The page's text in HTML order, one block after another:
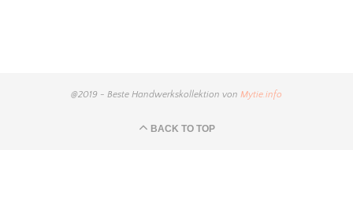
@2019 - Beste Handwerkskollektion von Mytie.info
BACK TO TOP